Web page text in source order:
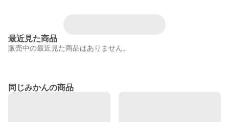
最近見た商品
販売中の最近見た商品はありません。
同じみかんの商品